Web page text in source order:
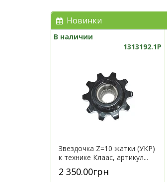
Новинки
В наличии
1313192.1P
Звездочка Z=10 жатки (УКР)
к технике Клаас, артикул...
2 350.00грн